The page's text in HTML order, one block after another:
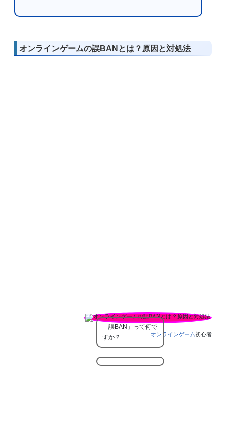
オンラインゲームの誤BANとは？原因と対処法
オンラインゲーム初心者
「誤BAN」って何で
すか？